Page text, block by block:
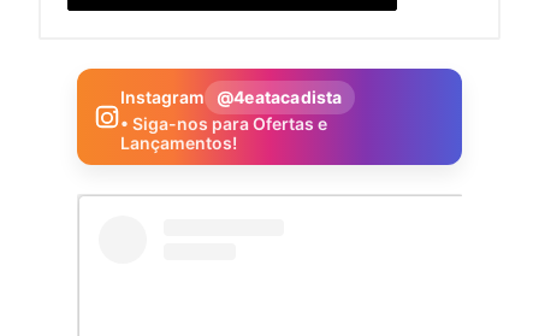
Instagram
@4eatacadista
• Siga-nos para Ofertas e
Lançamentos!